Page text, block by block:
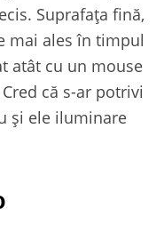
Suprafața fină,
mai ales în timpul
atât cu un mouse
că s-ar potrivi
și ele iluminare